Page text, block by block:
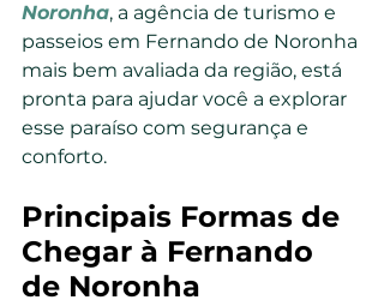
Noronha, a agência de turismo e
passeios em Fernando de Noronha
mais bem avaliada da região, está
pronta para ajudar você a explorar
esse paraíso com segurança e
conforto.
Principais Formas de
Chegar à Fernando
de Noronha